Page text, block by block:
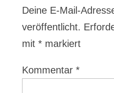
Deine E-Mail-
veröffentlicht.
mit *markiert
Kommentar *